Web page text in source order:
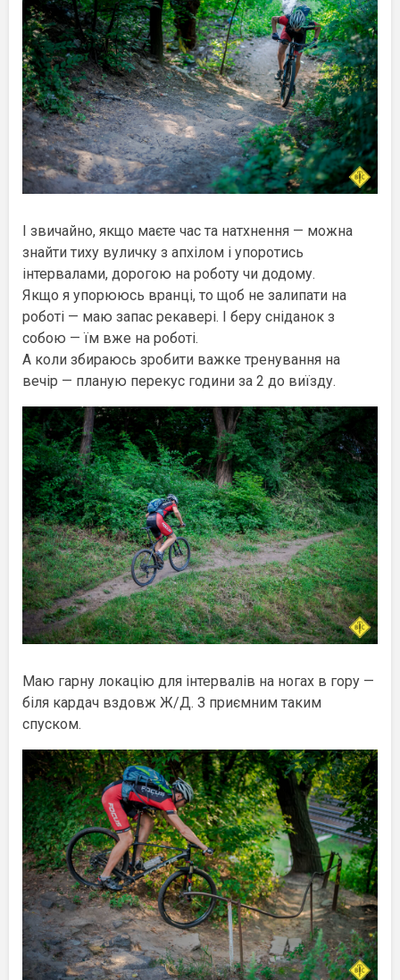
І звичайно, якщо маєте час та натхнення — можна
знайти тиху вуличку з апхілом і упоротись
інтервалами, дорогою на роботу чи додому.
Якщо я упорююсь вранці, то щоб не залипати на
роботі — маю запас рекавері. І беру сніданок з
собою — їм вже на роботі.
А коли збираюсь зробити важке тренування на
вечір — планую перекус години за 2 до виїзду.
Маю гарну локацію для інтервалів на ногах в гору —
біля кардач вздовж Ж/Д. З приємним таким
спуском.